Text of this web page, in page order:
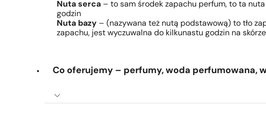
Nuta serca – to sam środek zapachu perfum, to ta
godzin
Nuta bazy – (nazywana też nutą podstawową) to tło
zapachu, jest wyczuwalna do kilkunastu godzin na
Co oferujemy – perfumy, woda perfumowana,